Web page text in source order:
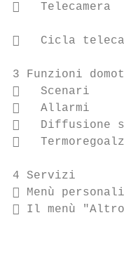

   Cicla
3 Funzioni
   Scenari
   Allarmi


4 Servizi
 Menù
 Il menù